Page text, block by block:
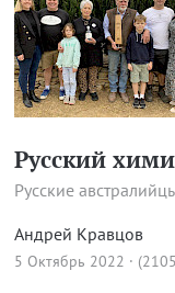
Русский
Русские
Андрей Кравцов
5 Октябрь 2022 ·